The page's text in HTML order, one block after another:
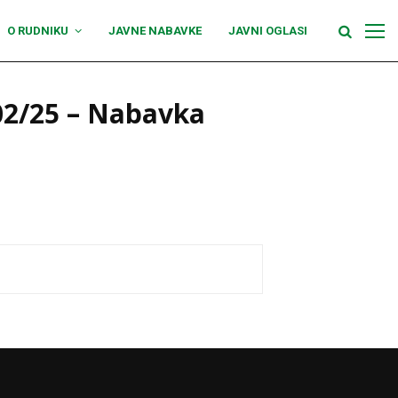
O RUDNIKU JAVNE NABAVKE JAVNI OGLASI
25 – Nabavka